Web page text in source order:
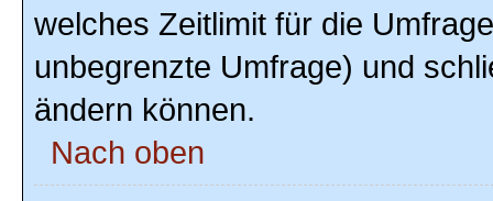
welches Zeitlimit für die
unbegrenzte Umfrage) und
ändern können.
Nach oben